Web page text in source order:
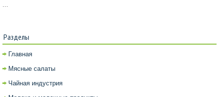
...
Разделы
Главная
Мясные салаты
Чайная индустрия